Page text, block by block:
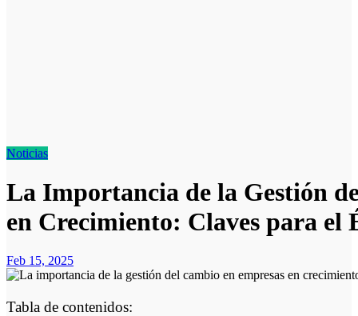
Noticias
La Importancia de la Gestión
en Crecimiento: Claves para el
Feb 15, 2025
Tabla de contenidos: